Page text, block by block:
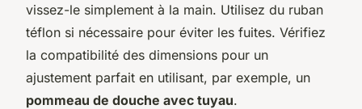
vissez-le simplement à la main. Utilisez du ruban
téflon si nécessaire pour éviter les fuites. Vérifiez
la compatibilité des dimensions pour un
ajustement parfait en utilisant, par exemple, un
pommeau de douche avec tuyau.